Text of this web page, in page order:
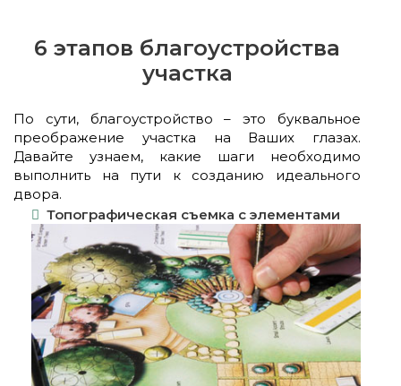
6 этапов благоустройства
участка
По сути, благоустройство – это буквальное
преображение участка на Ваших глазах.
Давайте узнаем, какие шаги необходимо
выполнить на пути к созданию идеального
двора.
Топографическая съемка с элементами